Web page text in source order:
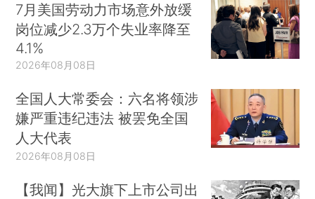
7月美国劳动力市场意外放缓
岗位减少2.3万个失业率降至
4.1%
2026年08月08日
全国人大常委会：六名将领涉
嫌严重违纪违法 被罢免全国
人大代表
2026年08月08日
【我闻】光大旗下上市公司出